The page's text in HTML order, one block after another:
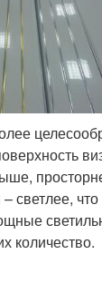
светлее, что
количество.